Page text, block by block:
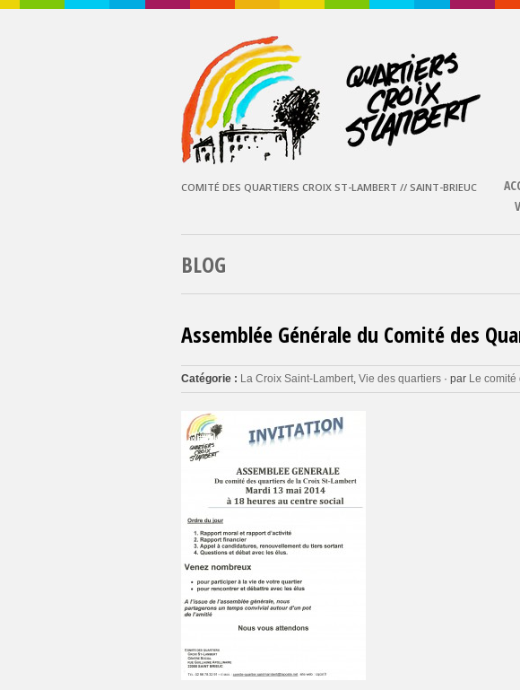
COMITÉ DES QUARTIERS CROIX ST-LAMBERT // SAINT-BRIEUC
BLOG
Assemblée Générale du Comité des
Catégorie : La Croix Saint-Lambert, Vie des quartiers · par Le